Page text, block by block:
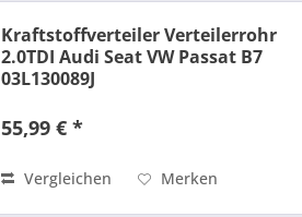
Kraftstoffverteiler Verteilerrohr
2.0TDI Audi Seat VW Passat B7
03L130089J
55,99 € *
Vergleichen Merken